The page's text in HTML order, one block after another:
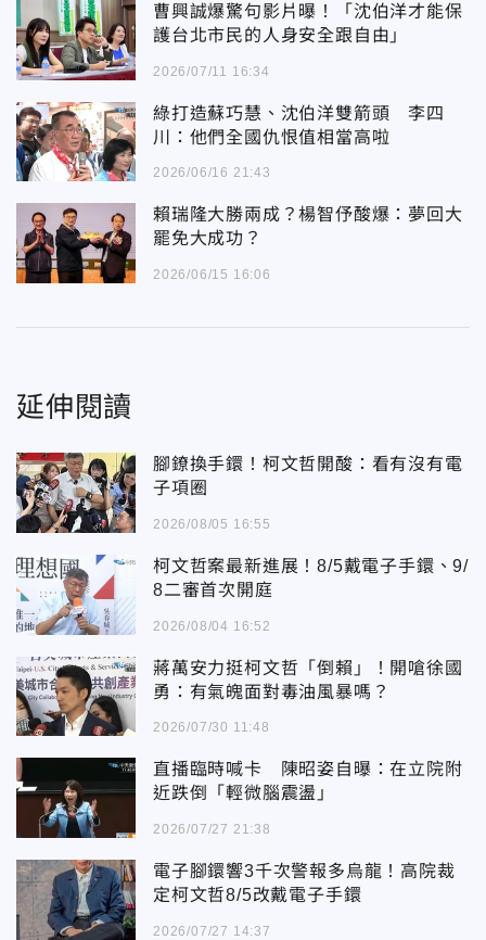
曹興誠爆驚句影片曝！「沈伯洋才能保
護台北市民的人身安全跟自由」
2026/07/11 16:34
綠打造蘇巧慧、沈伯洋雙箭頭 李四
川：他們全國仇恨值相當高啦
2026/06/16 21:43
賴瑞隆大勝兩成？楊智伃酸爆：夢回大
罷免大成功？
2026/06/15 16:06
延伸閱讀
腳鐐換手鐶！柯文哲開酸：看有沒有電
子項圈
2026/08/05 16:55
柯文哲案最新進展！8/5戴電子手鐶、9/
8二審首次開庭
2026/08/04 16:52
蔣萬安力挺柯文哲「倒賴」！開嗆徐國
勇：有氣魄面對毒油風暴嗎？
2026/07/30 11:48
直播臨時喊卡 陳昭姿自曝：在立院附
近跌倒「輕微腦震盪」
2026/07/27 21:38
電子腳鐶響3千次警報多烏龍！高院裁
定柯文哲8/5改戴電子手鐶
2026/07/27 14:37